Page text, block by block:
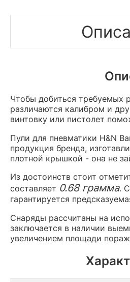
Чтобы добиться требуемых
различаются калибром и
винтовку или пистолет
Пули для пневматики H&N
продукция бренда,
плотной крышкой - она не
Из достоинств стоит
составляет 0.68 грамма.
гарантируется
Снаряды рассчитаны на
заключается в наличии
увеличением площади